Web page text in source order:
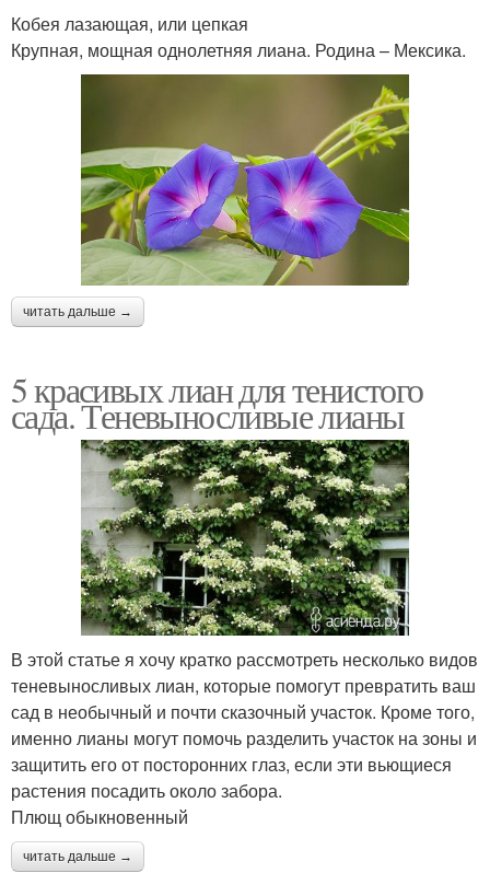
Кобея лазающая, или цепкая
Крупная, мощная однолетняя лиана. Родина – Мексика.
читать дальше →
5 красивых лиан для тенистого
сада. Теневыносливые лианы
В этой статье я хочу кратко рассмотреть несколько видов
теневыносливых лиан, которые помогут превратить ваш
сад в необычный и почти сказочный участок. Кроме того,
именно лианы могут помочь разделить участок на зоны и
защитить его от посторонних глаз, если эти вьющиеся
растения посадить около забора.
Плющ обыкновенный
читать дальше →